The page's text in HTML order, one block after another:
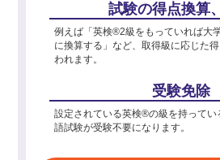
試験の得点換算
例えば「英検®2級をもっていれば大
に換算する」など、取得級に応じた
われます。
受験免除
設定されている英検®の級を持ってい
語試験が受験不要になります。